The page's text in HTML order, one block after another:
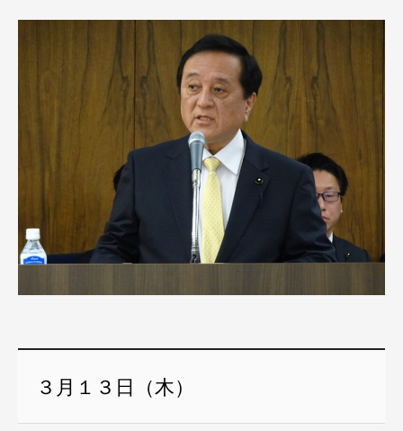
３月１３日（木）